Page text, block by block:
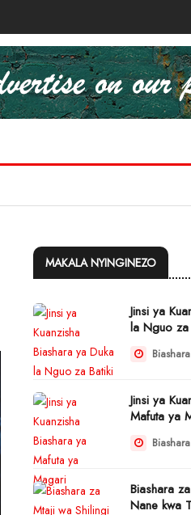
MAKALA NYINGINEZO
Jinsi ya
la Nguo za
Biashara
Jinsi ya
Mafuta ya
Biashara
Biashara
Nane kwa